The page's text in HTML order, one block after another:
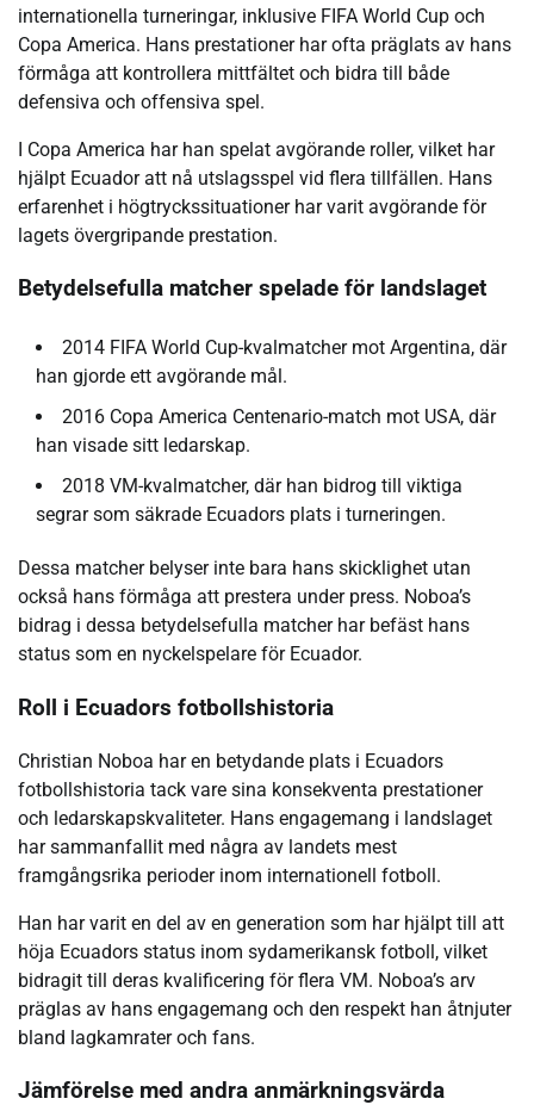
internationella turneringar, inklusive FIFA World Cup och
Copa America. Hans prestationer har ofta präglats av hans
förmåga att kontrollera mittfältet och bidra till både
defensiva och offensiva spel.
I Copa America har han spelat avgörande roller, vilket har
hjälpt Ecuador att nå utslagsspel vid flera tillfällen. Hans
erfarenhet i högtryckssituationer har varit avgörande för
lagets övergripande prestation.
Betydelsefulla matcher spelade för landslaget
2014 FIFA World Cup-kvalmatcher mot Argentina, där
han gjorde ett avgörande mål.
2016 Copa America Centenario-match mot USA, där
han visade sitt ledarskap.
2018 VM-kvalmatcher, där han bidrog till viktiga
segrar som säkrade Ecuadors plats i turneringen.
Dessa matcher belyser inte bara hans skicklighet utan
också hans förmåga att prestera under press. Noboa’s
bidrag i dessa betydelsefulla matcher har befäst hans
status som en nyckelspelare för Ecuador.
Roll i Ecuadors fotbollshistoria
Christian Noboa har en betydande plats i Ecuadors
fotbollshistoria tack vare sina konsekventa prestationer
och ledarskapskvaliteter. Hans engagemang i landslaget
har sammanfallit med några av landets mest
framgångsrika perioder inom internationell fotboll.
Han har varit en del av en generation som har hjälpt till att
höja Ecuadors status inom sydamerikansk fotboll, vilket
bidragit till deras kvalificering för flera VM. Noboa’s arv
präglas av hans engagemang och den respekt han åtnjuter
bland lagkamrater och fans.
Jämförelse med andra anmärkningsvärda